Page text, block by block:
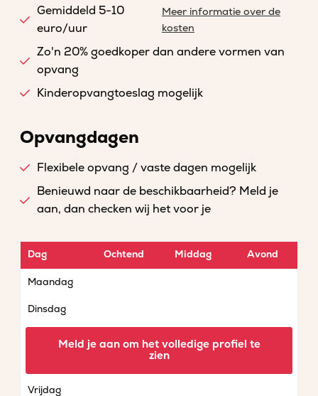
Gemiddeld 5-10
euro/uur
Meer informatie over de
kosten
Zo'n 20% goedkoper dan andere vormen van
opvang
Kinderopvangtoeslag mogelijk
Opvangdagen
Flexibele opvang / vaste dagen mogelijk
Benieuwd naar de beschikbaarheid? Meld je
aan, dan checken wij het voor je
Dag Ochtend Middag Avond
Maandag
Dinsdag
Vrijdag
Meld je aan om het volledige profiel te
zien